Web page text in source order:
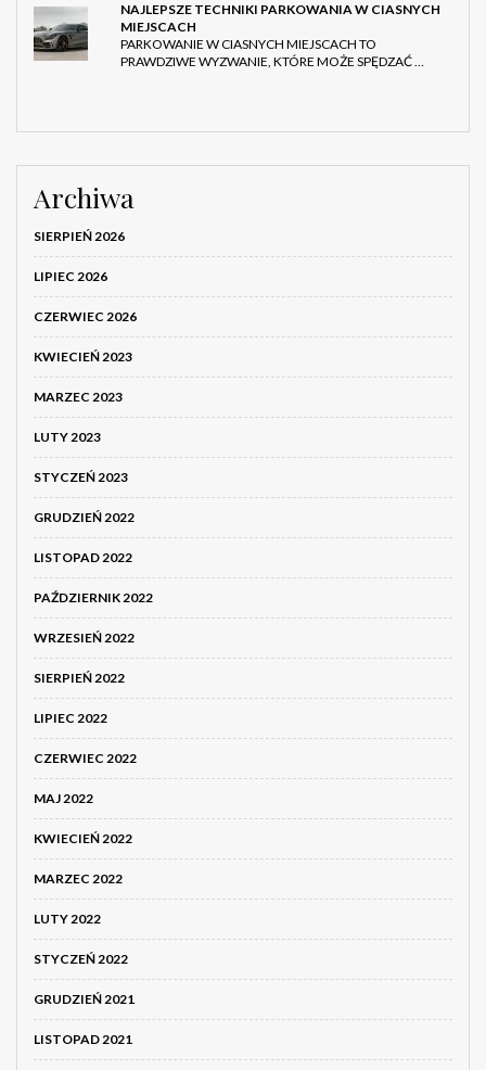
NAJLEPSZE TECHNIKI PARKOWANIA W CIASNYCH
MIEJSCACH
PARKOWANIE W CIASNYCH MIEJSCACH TO
PRAWDZIWE WYZWANIE, KTÓRE MOŻE SPĘDZAĆ …
Archiwa
SIERPIEŃ 2026
LIPIEC 2026
CZERWIEC 2026
KWIECIEŃ 2023
MARZEC 2023
LUTY 2023
STYCZEŃ 2023
GRUDZIEŃ 2022
LISTOPAD 2022
PAŹDZIERNIK 2022
WRZESIEŃ 2022
SIERPIEŃ 2022
LIPIEC 2022
CZERWIEC 2022
MAJ 2022
KWIECIEŃ 2022
MARZEC 2022
LUTY 2022
STYCZEŃ 2022
GRUDZIEŃ 2021
LISTOPAD 2021